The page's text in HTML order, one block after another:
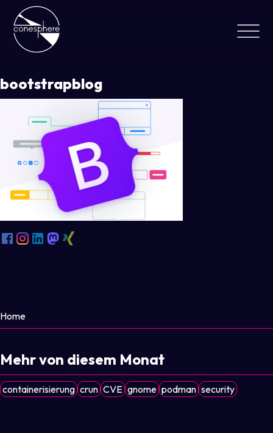
bootstrapblog
Home
Mehr von diesem Monat
containerisierung crun CVE gnome podman security